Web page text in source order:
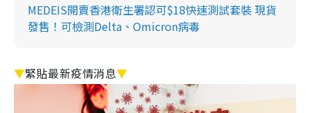
MEDEIS開賣香港衛生署認可$18快速測試套裝 現貨
發售！可檢測Delta、Omicron病毒
▼緊貼最新疫情消息▼